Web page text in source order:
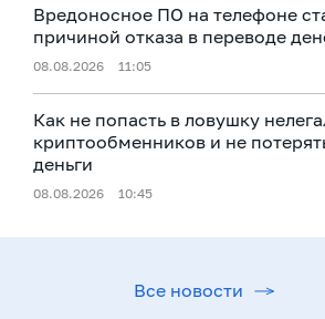
Вредоносное ПО на телефоне
причиной отказа в переводе
08.08.2026 11:05
Как не попасть в ловушку
криптообменников и не
деньги
08.08.2026 10:45
Все новости